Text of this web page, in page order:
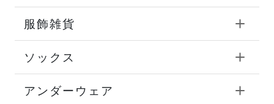
服飾雑貨
ソックス
アンダーウェア